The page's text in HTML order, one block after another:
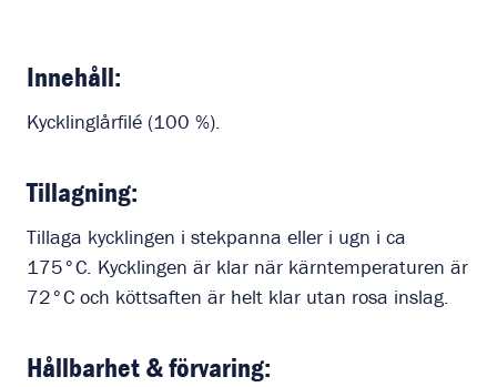
Innehåll:
Kycklinglårfilé (100 %).
Tillagning:
Tillaga kycklingen i stekpanna eller i ugn i ca
175°C. Kycklingen är klar när kärntemperaturen är
72°C och köttsaften är helt klar utan rosa inslag.
Hållbarhet & förvaring: